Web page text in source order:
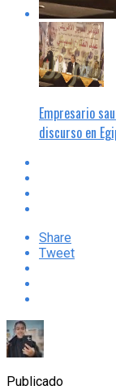
Empresario
discurso en
Share
Tweet
Publicado